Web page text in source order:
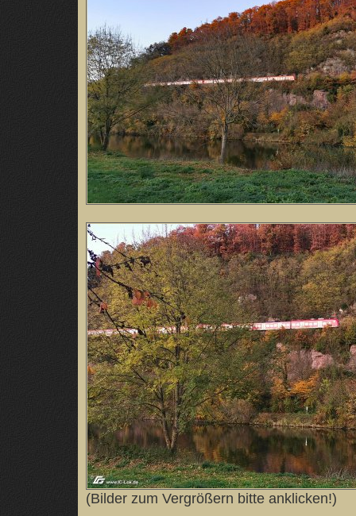
(Bilder zum Vergrößern bitte anklicken!)